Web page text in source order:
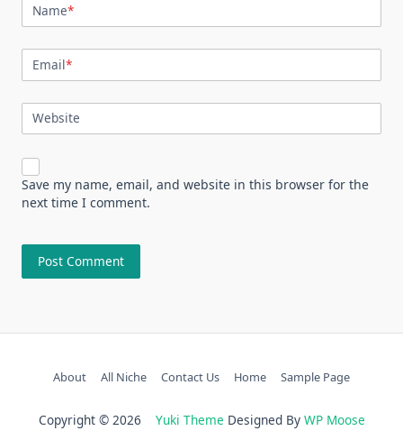
Name*
Email*
Website
Save my name, email, and website in this browser for the
next time I comment.
About All Niche Contact Us Home Sample Page
Copyright © 2026 Yuki Theme Designed By WP Moose